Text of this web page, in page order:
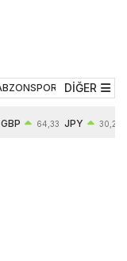
TEKNOLOJİ
DİĞER
64,33 JPY 30,29